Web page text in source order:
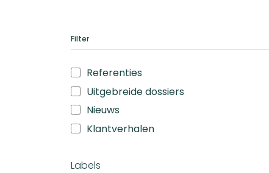
Filter
Referenties
Uitgebreide dossiers
Nieuws
Klantverhalen
Labels